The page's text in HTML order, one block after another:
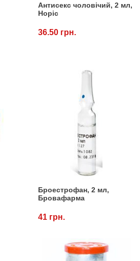
Антисекс чоловічий, 2 мл,
Норіс
36.50 грн.
Броестрофан, 2 мл,
Бровафарма
41 грн.